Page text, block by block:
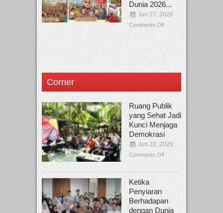
Dunia 2026...
Jun 27, 2026
Comments Off
Corner
Ruang Publik
yang Sehat Jadi
Kunci Menjaga
Demokrasi
Jun 22, 2026
Comments Off
Ketika
Penyiaran
Berhadapan
dengan Dunia